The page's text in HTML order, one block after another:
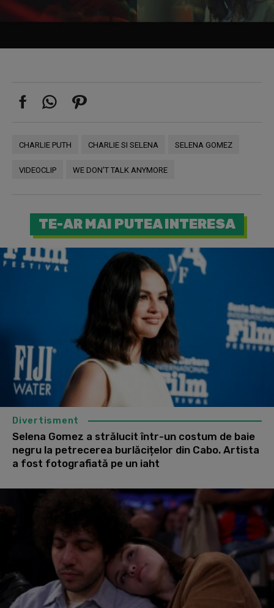
CHARLIE PUTH CHARLIE SI SELENA SELENA GOMEZ
VIDEOCLIP WE DON'T TALK ANYMORE
TE-AR MAI PUTEA INTERESA
Divertisment
Selena Gomez a strălucit într-un costum de baie
negru la petrecerea burlăcițelor din Cabo. Artista
a fost fotografiată pe un iaht